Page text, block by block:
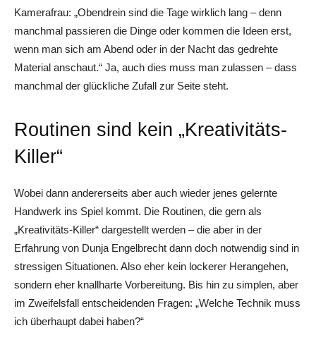
Kamerafrau: „Obendrein sind die Tage wirklich lang – denn
manchmal passieren die Dinge oder kommen die Ideen erst,
wenn man sich am Abend oder in der Nacht das gedrehte
Material anschaut.“ Ja, auch dies muss man zulassen – dass
manchmal der glückliche Zufall zur Seite steht.
Routinen sind kein „Kreativitäts-
Killer“
Wobei dann andererseits aber auch wieder jenes gelernte
Handwerk ins Spiel kommt. Die Routinen, die gern als
„Kreativitäts-Killer“ dargestellt werden – die aber in der
Erfahrung von Dunja Engelbrecht dann doch notwendig sind in
stressigen Situationen. Also eher kein lockerer Herangehen,
sondern eher knallharte Vorbereitung. Bis hin zu simplen, aber
im Zweifelsfall entscheidenden Fragen: „Welche Technik muss
ich überhaupt dabei haben?“